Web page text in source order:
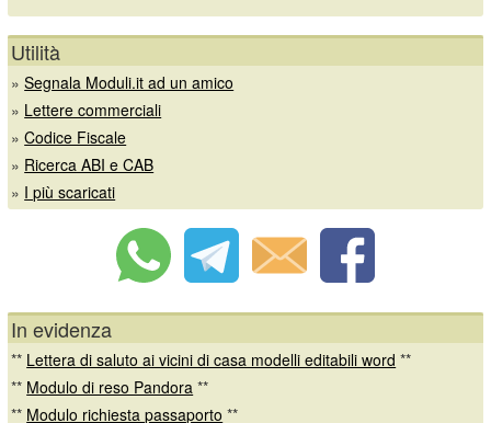
Utilità
»Segnala Moduli.it ad un amico
» Lettere commerciali
»Codice Fiscale
» Ricerca ABI e CAB
» I più scaricati
In evidenza
** Lettera di saluto ai vicini di casa modelli editabili word **
** Modulo di reso Pandora **
** Modulo richiesta passaporto **